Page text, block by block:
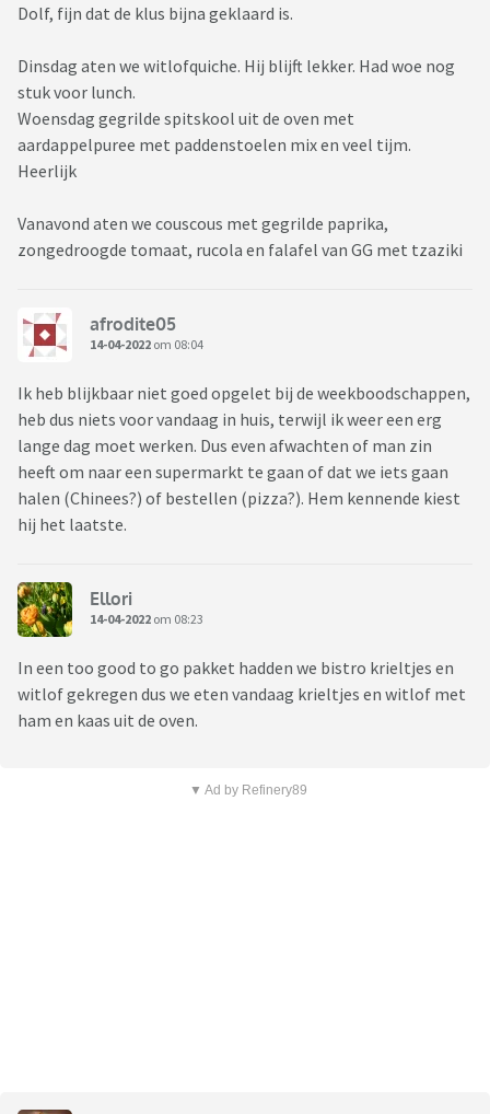
Dolf, fijn dat de klus bijna geklaard is.
Dinsdag aten we witlofquiche. Hij blijft lekker. Had woe nog
stuk voor lunch.
Woensdag gegrilde spitskool uit de oven met
aardappelpuree met paddenstoelen mix en veel tijm.
Heerlijk
Vanavond aten we couscous met gegrilde paprika,
zongedroogde tomaat, rucola en falafel van GG met tzaziki
afrodite05
14-04-2022 om 08:04
Ik heb blijkbaar niet goed opgelet bij de weekboodschappen,
heb dus niets voor vandaag in huis, terwijl ik weer een erg
lange dag moet werken. Dus even afwachten of man zin
heeft om naar een supermarkt te gaan of dat we iets gaan
halen (Chinees?) of bestellen (pizza?). Hem kennende kiest
hij het laatste.
Ellori
14-04-2022 om 08:23
In een too good to go pakket hadden we bistro krieltjes en
witlof gekregen dus we eten vandaag krieltjes en witlof met
ham en kaas uit de oven.
▼ Ad by Refinery89